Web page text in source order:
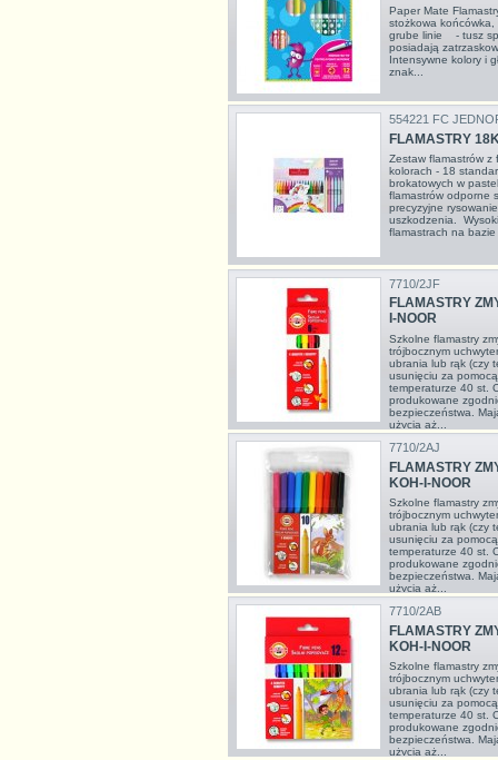
Paper Mate
stożkowa końcówka,
grube linie - tusz
posiadają
Intensywne kolory i
znak...
554221 FC
FLAMASTRY
Zestaw flamastrów z
kolorach - 18
brokatowych w
flamastrów odporne
precyzyjne
uszkodzenia.
flamastrach na
7710/2JF
FLAMASTRY
I-NOOR
Szkolne flamastry
trójbocznym
ubrania lub rąk (czy
usunięciu za
temperaturze 40 st.
produkowane
bezpieczeństwa.
użycia aż...
7710/2AJ
FLAMASTRY
KOH-I-NOOR
Szkolne flamastry
trójbocznym
ubrania lub rąk (czy
usunięciu za
temperaturze 40 st.
produkowane
bezpieczeństwa.
użycia aż...
7710/2AB
FLAMASTRY
KOH-I-NOOR
Szkolne flamastry
trójbocznym
ubrania lub rąk (czy
usunięciu za
temperaturze 40 st.
produkowane
bezpieczeństwa.
użycia aż...